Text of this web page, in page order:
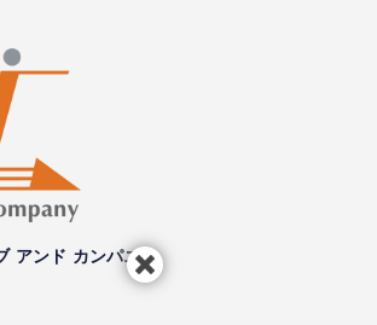
アンド カンパニー